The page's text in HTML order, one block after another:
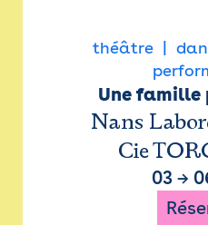
théâtre
Une famille
Nans
Cie
03 →